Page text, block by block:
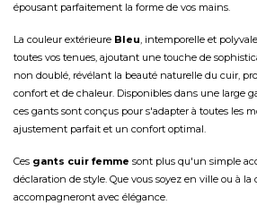
épousant parfaitement la forme de vos mains.
La couleur extérieure Bleu, intemporelle et
toutes vos tenues, ajoutant une touche de
non doublé, révélant la beauté naturelle du cuir,
confort et de chaleur. Disponibles dans une large
ces gants sont conçus pour s'adapter à toutes les
ajustement parfait et un confort optimal.
Ces gants cuir femme sont plus qu'un simple
déclaration de style. Que vous soyez en ville ou à
accompagneront avec élégance.